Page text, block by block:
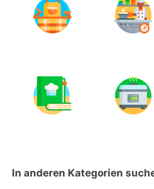
In anderen Kategorien